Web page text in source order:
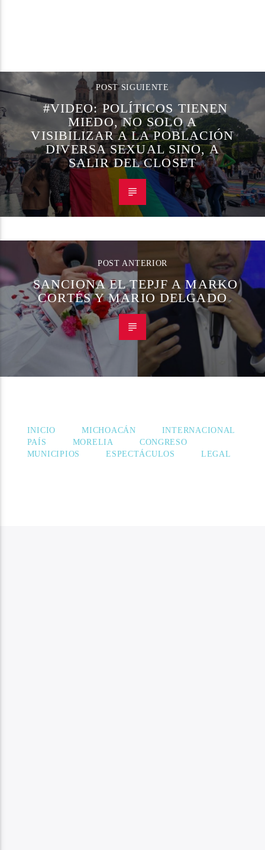
POST SIGUIENTE
#VIDEO: POLÍTICOS TIENEN
MIEDO, NO SOLO A
VISIBILIZAR A LA POBLACIÓN
DIVERSA SEXUAL SINO, A
SALIR DEL CLOSET
POST ANTERIOR
SANCIONA EL TEPJF A MARKO
CORTÉS Y MARIO DELGADO
INICIO MICHOACÁN
INTERNACIONAL
PAÍS
MORELIA
CONGRESO
MUNICIPIOS
ESPECTÁCULOS LEGAL